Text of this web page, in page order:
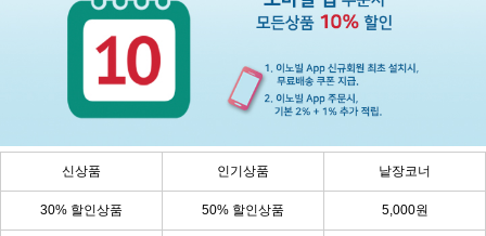
신상품 인기상품 낱장코너
30% 할인상품 50% 할인상품 5,000원